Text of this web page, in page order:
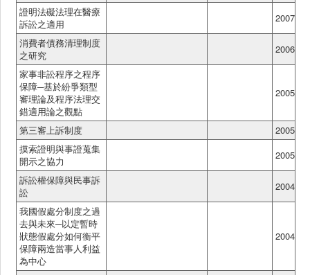
證明法礙法理在醫療
訴訟之適用
2007
消費者債務清理制度
之研究
2006
家事非訟程序之程序
保障─基於紛爭類型
審理論及程序法理交
錯適用論之觀點
2005
第三審上訴制度
2005
摸索證明與事證蒐集
開示之協力
2005
訴訟權保障與民事訴
訟
2004
我國假處分制度之過
去與未來─以定暫時
狀態假處分如何衡平
保障兩造當事人利益
為中心
2004